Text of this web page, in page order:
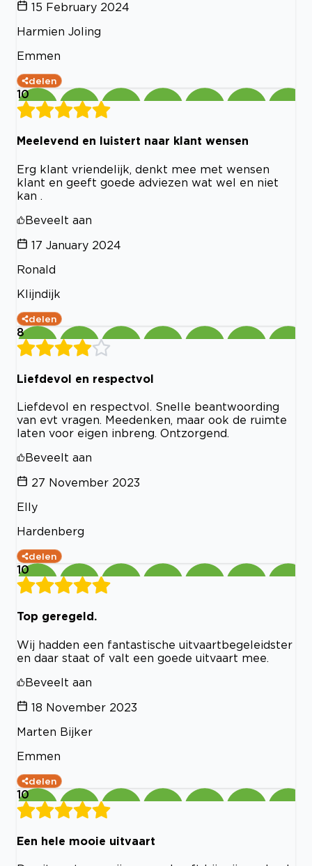
15 February 2024
Harmien Joling
Emmen
delen
10
Meelevend en luistert naar klant wensen
Erg klant vriendelijk, denkt mee met wensen
klant en geeft goede adviezen wat wel en niet
kan .
Beveelt aan
17 January 2024
Ronald
Klijndijk
delen
8
Liefdevol en respectvol
Liefdevol en respectvol. Snelle beantwoording
van evt vragen. Meedenken, maar ook de ruimte
laten voor eigen inbreng. Ontzorgend.
Beveelt aan
27 November 2023
Elly
Hardenberg
delen
10
Top geregeld.
Wij hadden een fantastische uitvaartbegeleidster
en daar staat of valt een goede uitvaart mee.
Beveelt aan
18 November 2023
Marten Bijker
Emmen
delen
10
Een hele mooie uitvaart